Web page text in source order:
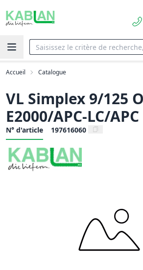
Accueil Catalogue
VL Simplex 9/125
E2000/APC-LC/
N° d'article 197616060